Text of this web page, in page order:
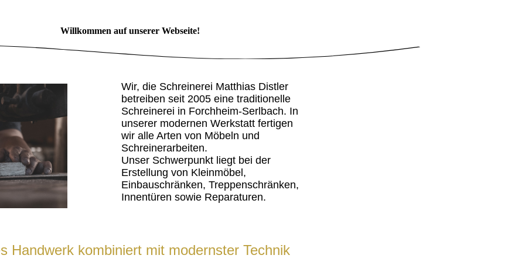
Willkommen auf unserer Webseite!
Wir, die Schreinerei Matthias Distler
betreiben seit 2005 eine traditionelle
Schreinerei in Forchheim-Serlbach. In
unserer modernen Werkstatt fertigen
wir alle Arten von Möbeln und
Schreinerarbeiten.
Unser Schwerpunkt liegt bei der
Erstellung von Kleinmöbel,
Einbauschränken, Treppenschränken,
Innentüren sowie Reparaturen.
Handwerk kombiniert mit modernster Technik